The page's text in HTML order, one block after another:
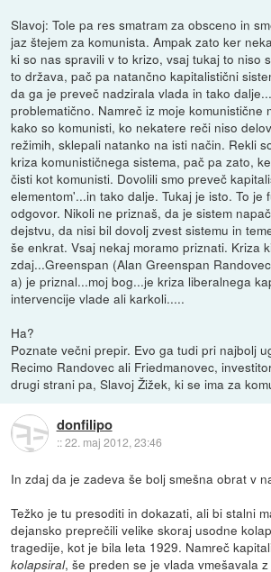
Slavoj: Tole pa res smatram za obsceno in
jaz štejem za komunista. Ampak zato ker
ki so nas spravili v to krizo, vsaj tukaj to niso
to država, pač pa natančno kapitalistični
da ga je preveč nadzirala vlada in tako
problematično. Namreč iz moje komunistične
kako so komunisti, ko nekatere reči niso
režimih, sklepali natanko na isti način. Rekli
kriza komunističnega sistema, pač pa zato,
čisti kot komunisti. Dovolili smo preveč
elementom'...in tako dalje. Tukaj je isto. To je
odgovor. Nikoli ne priznaš, da je sistem
dejstvu, da nisi bil dovolj zvest sistemu in
še enkrat. Vsaj nekaj moramo priznati. Kriza
zdaj...Greenspan (Alan Greenspan
a) je priznal...moj bog...je kriza liberalnega
intervencije vlade ali karkoli.....
Ha?
Poznate večni prepir. Evo ga tudi pri najbolj
Recimo Randovec ali Friedmanovec,
drugi strani pa, Slavoj Žižek, ki se ima za
donfilipo
::22. maj 2012, 23:46
In zdaj da je zadeva še bolj smešna obrat v
Težko je tu presoditi in dokazati, ali bi stalni
dejansko preprečili velike skoraj usodne
tragedije, kot je bila leta 1929. Namreč
kolapsiral, še preden se je vlada vmešavala